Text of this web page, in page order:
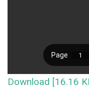
Download [16.16